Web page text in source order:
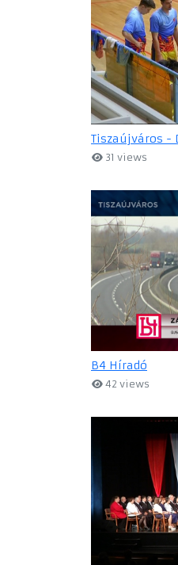
Tiszaújváros -
31 views
B4 Híradó
42 views